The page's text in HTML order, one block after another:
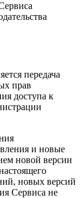
передача
прав
доступа к
и новые
новой версии
новых версий
Сервиса не